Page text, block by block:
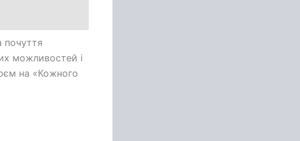
почуття
можливостей і
на «Кожного